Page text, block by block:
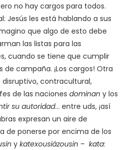
no hay cargos para todos.
Jesús les está hablando a sus
que algo de esto debe
las listas para las
cuando se tiene que cumplir
campaña. ¡Los cargos! Otra
disruptivo, contracultural,
de las naciones dominan y los
su autoridad… entre uds, ¡así
expresan un aire de
de ponerse por encima de los
y katexousiázousin – kata: